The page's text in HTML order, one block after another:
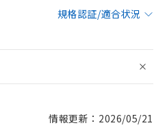
規格認証/適合状況
情報更新：2026/05/21